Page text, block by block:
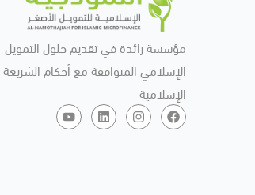
مؤسسة رائدة في تقديم حلول التمويل
الإسلامي المتوافقة مع أحكام الشريعة
الإسلامية